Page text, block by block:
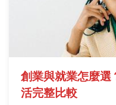
創業與就業怎麼
活完整比較